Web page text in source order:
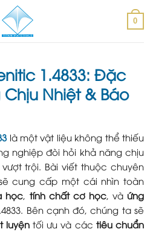
0
1.4833: Đặc
Chịu Nhiệt & Báo
là một vật liệu không thể thiếu
nghiệp đòi hỏi khả năng chịu
trội. Bài viết thuộc chuyên
cung cấp một cái nhìn toàn
học, tính chất cơ học, và ứng
Bên cạnh đó, chúng ta sẽ
luyệntối ưu và các tiêu chuẩn